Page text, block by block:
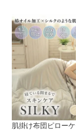
肌掛け布団ピロー